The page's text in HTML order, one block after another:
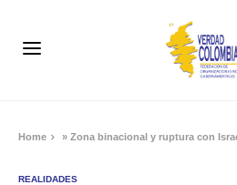
Home »Zona binacional y ruptura con
REALIDADES